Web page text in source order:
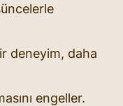
deneyim, daha
engeller.